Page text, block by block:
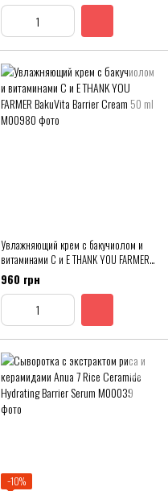
Увлажняющий крем с бакучиолом и
витаминами C и E THANK YOU FARMER
BakuVita Barrier Cream 50 ml
960 грн
−10%